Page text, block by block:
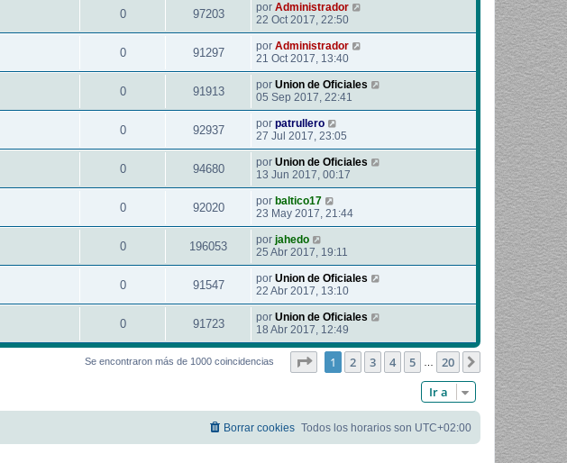
0 97203 por Administrador
22 Oct 2017, 22:50
0 91297 por Administrador
21 Oct 2017, 13:40
0 91913 por Union de Oficiales
05 Sep 2017, 22:41
0 92937 por patrullero
27 Jul 2017, 23:05
0 94680 por Union de Oficiales
13 Jun 2017, 00:17
0 92020 por baltico17
23 May 2017, 21:44
0 196053 por jahedo
25 Abr 2017, 19:11
0 91547 por Union de Oficiales
22 Abr 2017, 13:10
0 91723 por Union de Oficiales
18 Abr 2017, 12:49
Se encontraron más de 1000 coincidencias Página1 de 20
1 2 3 4 5 20 Siguiente
Ir a
Todos los horarios son UTC+02:00
Borrar cookies